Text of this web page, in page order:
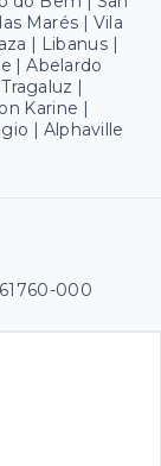
Marés | Vila
| Libanus |
| Abelardo
|
Karine |
| Alphaville
000